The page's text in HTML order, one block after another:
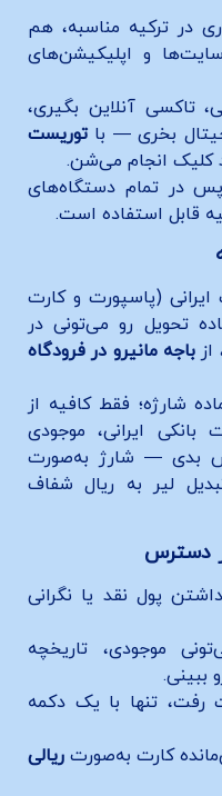
در ترکیه مناسبه، هم
و اپلیکیشن‌های
تاکسی آنلاین بگیری،
بخری — با توریست
کلیک انجام می‌شن.
در تمام دستگاه‌های
قابل استفاده است.
ایرانی (پاسپورت و کارت
تحویل رو می‌تونی در
باجه مانیرو در فرودگاه
شارژه؛ فقط کافیه از
بانکی ایرانی، موجودی
بدی — شارژ به‌صورت
لیر به ریال شفاف
دسترس
پول نقد یا نگرانی
موجودی، تاریخچه
ببینی.
تنها با یک دکمه
کارت به‌صورت ریالی